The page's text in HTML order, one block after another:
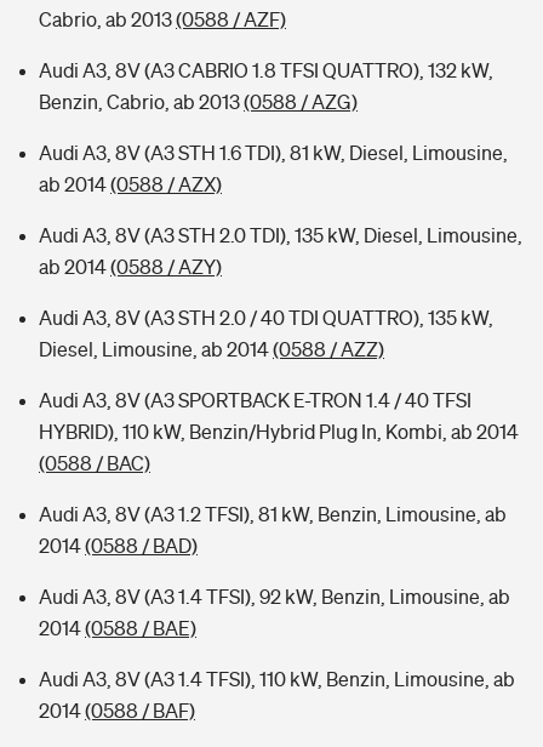
Cabrio, ab 2013(0588 / AZF)
Audi A3, 8V (A3 CABRIO 1.8 TFSI QUATTRO), 132 kW,
Benzin, Cabrio, ab 2013(0588 / AZG)
Audi A3, 8V (A3 STH 1.6 TDI), 81 kW, Diesel, Limousine,
ab 2014(0588 / AZX)
Audi A3, 8V (A3 STH 2.0 TDI), 135 kW, Diesel, Limousine,
ab 2014(0588 / AZY)
Audi A3, 8V (A3 STH 2.0 / 40 TDI QUATTRO), 135 kW,
Diesel, Limousine, ab 2014(0588 / AZZ)
Audi A3, 8V (A3 SPORTBACK E-TRON 1.4 / 40 TFSI
HYBRID), 110 kW, Benzin/Hybrid Plug In, Kombi, ab 2014
(0588 / BAC)
Audi A3, 8V (A3 1.2 TFSI), 81 kW, Benzin, Limousine, ab
2014(0588 / BAD)
Audi A3, 8V (A3 1.4 TFSI), 92 kW, Benzin, Limousine, ab
2014(0588 / BAE)
Audi A3, 8V (A3 1.4 TFSI), 110 kW, Benzin, Limousine, ab
2014(0588 / BAF)